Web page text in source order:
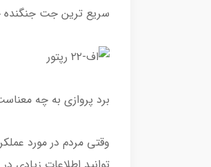
سریع ترین جت
برد پروازی به چه
وقتی مردم در مورد